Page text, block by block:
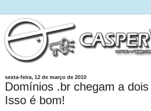
sexta-feira, 12 de março de 2010
Domínios .br chegam a
Isso é bom!